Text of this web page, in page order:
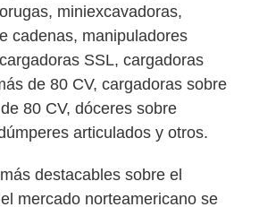
miniexcavadoras,
cadenas, manipuladores
SSL, cargadoras
de 80 CV, cargadoras sobre
80 CV, dóceres sobre
articulados y otros.
destacables sobre el
mercado norteamericano se